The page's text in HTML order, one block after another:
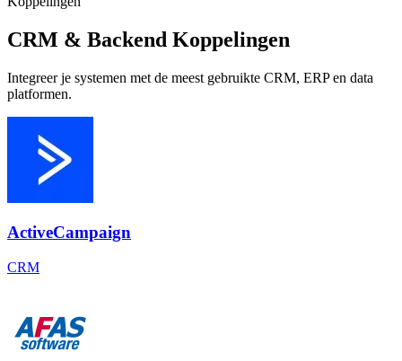
CRM & Backend Koppelingen
Integreer je systemen met de meest gebruikte CRM, ERP en data
platformen.
ActiveCampaign
CRM